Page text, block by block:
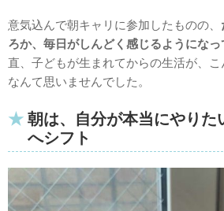
意気込んで朝キャリに参加したものの、
ろか、毎日がしんどく感じるようになっ
直、子どもが生まれてからの生活が、
なんて思いませんでした。
朝は、自分が本当にやりた
へシフト